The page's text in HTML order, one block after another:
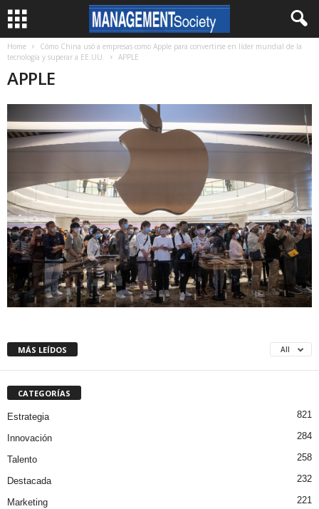
Home
Cómo China usó a empresas como Apple para convertirse en líder mundial de la
tecnología y superar a EE.UU.
APPLE
APPLE
MÁS LEÍDOS All
CATEGORÍAS
Estrategia 821
Innovación 284
Talento 258
Destacada 232
Marketing 221